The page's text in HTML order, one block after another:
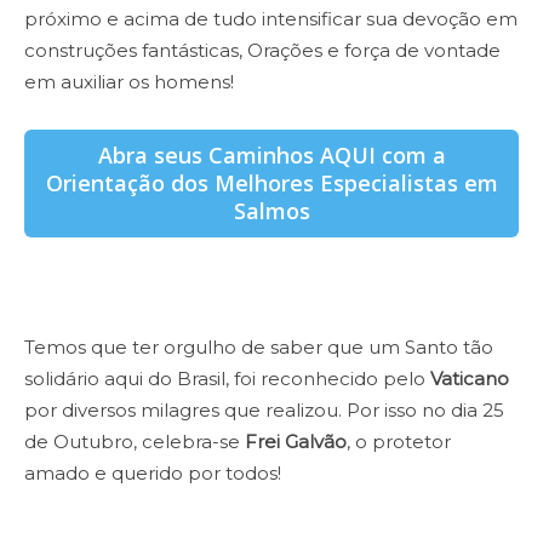
próximo e acima de tudo intensificar sua devoção em
construções fantásticas, Orações e força de vontade
em auxiliar os homens!
Abra seus Caminhos AQUI com a
Orientação dos Melhores Especialistas em
Salmos
Temos que ter orgulho de saber que um Santo tão
solidário aqui do Brasil, foi reconhecido pelo Vaticano
por diversos milagres que realizou. Por isso no dia 25
de Outubro, celebra-se Frei Galvão, o protetor
amado e querido por todos!